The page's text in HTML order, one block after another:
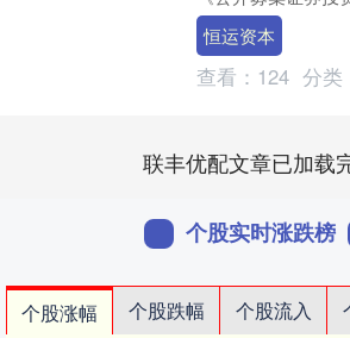
办法》《证券基金
告依据事、高级管....
恒运资本
查看： 124 分类
联丰优配文章已加载
个股实时涨跌榜
个股涨幅 个股跌幅 个股流入